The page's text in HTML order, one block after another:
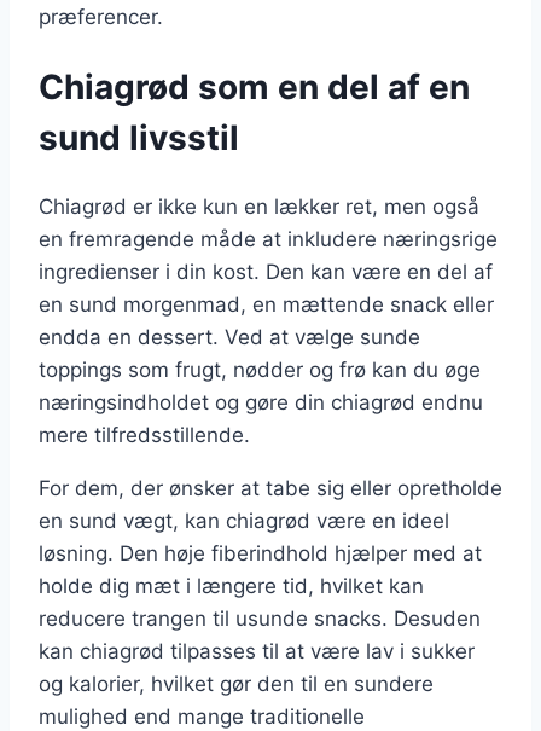
præferencer.
Chiagrød som en del af en
sund livsstil
Chiagrød er ikke kun en lækker ret, men også
en fremragende måde at inkludere næringsrige
ingredienser i din kost. Den kan være en del af
en sund morgenmad, en mættende snack eller
endda en dessert. Ved at vælge sunde
toppings som frugt, nødder og frø kan du øge
næringsindholdet og gøre din chiagrød endnu
mere tilfredsstillende.
For dem, der ønsker at tabe sig eller opretholde
en sund vægt, kan chiagrød være en ideel
løsning. Den høje fiberindhold hjælper med at
holde dig mæt i længere tid, hvilket kan
reducere trangen til usunde snacks. Desuden
kan chiagrød tilpasses til at være lav i sukker
og kalorier, hvilket gør den til en sundere
mulighed end mange traditionelle